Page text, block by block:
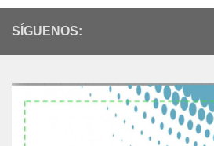
SÍGUENOS: